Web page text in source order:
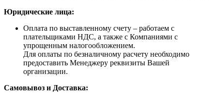
Юридические лица:
Оплата по выставленному счету – работаем с
плательщиками НДС, а также с Компаниями с
упрощенным налогообложением.
Для оплаты по безналичному расчету необходимо
предоставить Менеджеру реквизиты Вашей
организации.
Самовывоз и Доставка: